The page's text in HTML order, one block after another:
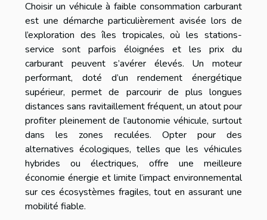
Choisir un véhicule à faible consommation carburant
est une démarche particulièrement avisée lors de
l’exploration des îles tropicales, où les stations-
service sont parfois éloignées et les prix du
carburant peuvent s’avérer élevés. Un moteur
performant, doté d’un rendement énergétique
supérieur, permet de parcourir de plus longues
distances sans ravitaillement fréquent, un atout pour
profiter pleinement de l’autonomie véhicule, surtout
dans les zones reculées. Opter pour des
alternatives écologiques, telles que les véhicules
hybrides ou électriques, offre une meilleure
économie énergie et limite l’impact environnemental
sur ces écosystèmes fragiles, tout en assurant une
mobilité fiable.